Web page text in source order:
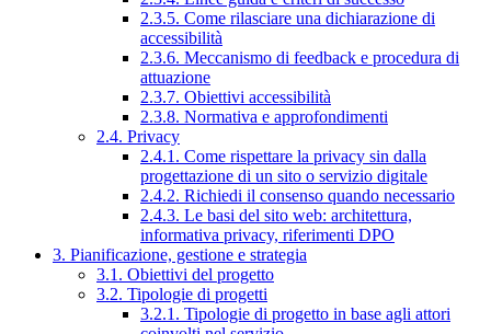
2.3.5. Come rilasciare una dichiarazione di
accessibilità
2.3.6. Meccanismo di feedback e procedura di
attuazione
2.3.7. Obiettivi accessibilità
2.3.8. Normativa e approfondimenti
2.4. Privacy
2.4.1. Come rispettare la privacy sin dalla
progettazione di un sito o servizio digitale
2.4.2. Richiedi il consenso quando necessario
2.4.3. Le basi del sito web: architettura,
informativa privacy, riferimenti DPO
3. Pianificazione, gestione e strategia
3.1. Obiettivi del progetto
3.2. Tipologie di progetti
3.2.1. Tipologie di progetto in base agli attori